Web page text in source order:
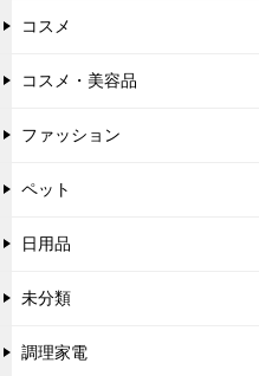
コスメ
コスメ・美容品
ファッション
ペット
日用品
未分類
調理家電